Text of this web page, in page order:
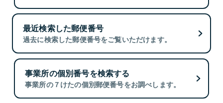
最近検索した郵便番号
過去に検索した郵便番号をご覧いただけます。
事業所の個別番号を検索する
事業所の７けたの個別郵便番号をお調べします。